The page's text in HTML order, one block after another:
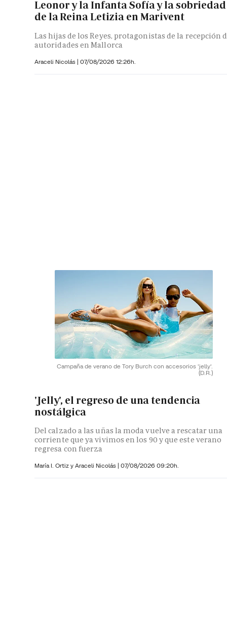
Leonor y la Infanta Sofía y la sobriedad
de la Reina Letizia en Marivent
Las hijas de los Reyes, protagonistas de la recepción
autoridades en Mallorca
Araceli Nicolás | 07/08/2026 12:26h.
Campaña de verano de Tory Burch con accesorios 'jelly'.
(D.R.)
'Jelly', el regreso de una tendencia
nostálgica
Del calzado a las uñas la moda vuelve a rescatar una
corriente que ya vivimos en los 90 y que este verano
regresa con fuerza
María I. Ortiz y Araceli Nicolás | 07/08/2026 09:20h.